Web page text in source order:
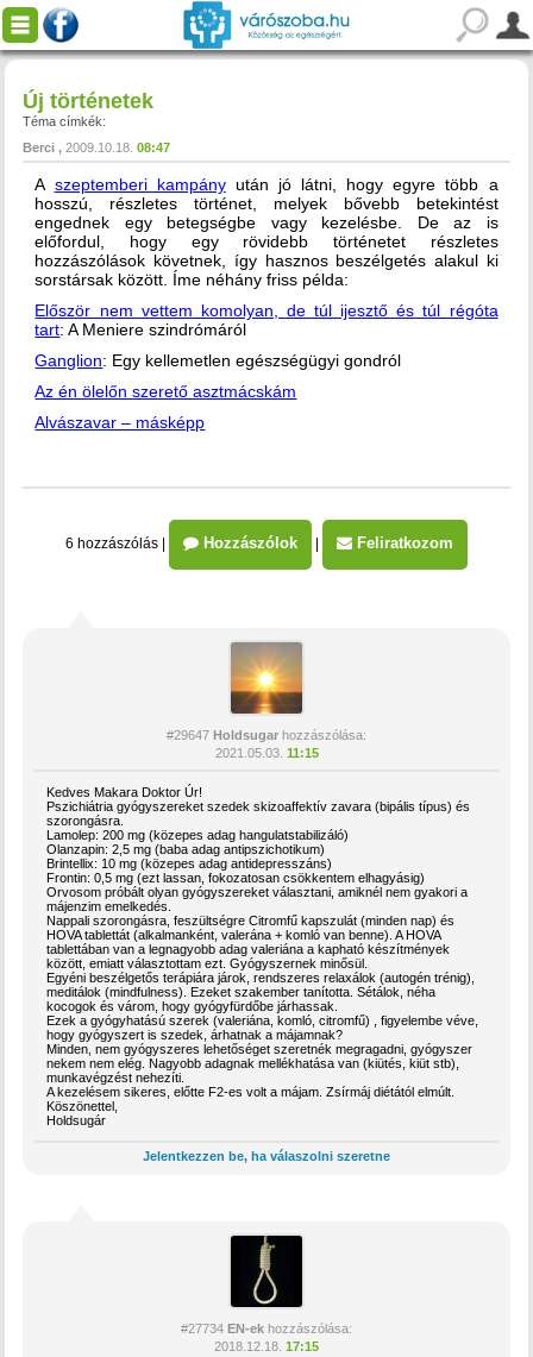
Új történetek
Téma címkék:
Berci
2009.10.18. 08:47
A szeptemberi kampányután jó látni, hogy egyre több a
hosszú, részletes történet, melyek bővebb betekintést
engednek egy betegségbe vagy kezelésbe. De az is
előfordul, hogy egy rövidebb történetet részletes
hozzászólások követnek, így hasznos beszélgetés alakul ki
sorstársak között. Íme néhány friss példa:
Először nem vettem komolyan, de túl ijesztő és túl régóta
tart: A Meniere szindrómáról
Ganglion: Egy kellemetlen egészségügyi gondról
Az én ölelőn szerető asztmácskám
Alvászavar – másképp
6 hozzászólás Hozzászólok Feliratkozom
#29647 Holdsugar hozzászólása:
2021.05.03. 11:15
Kedves Makara Doktor Úr!
Pszichiátria gyógyszereket szedek skizoaffektív zavara (bipális típus) és
szorongásra.
Lamolep: 200 mg (közepes adag hangulatstabilizáló)
Olanzapin: 2,5 mg (baba adag antipszichotikum)
Brintellix: 10 mg (közepes adag antidepresszáns)
Frontin: 0,5 mg (ezt lassan, fokozatosan csökkentem elhagyásig)
Orvosom próbált olyan gyógyszereket választani, amiknél nem gyakori a
májenzim emelkedés.
Nappali szorongásra, feszültségre Citromfű kapszulát (minden nap) és
HOVA tablettát (alkalmanként, valerána + komló van benne). A HOVA
tablettában van a legnagyobb adag valeriána a kapható készítmények
között, emiatt választottam ezt. Gyógyszernek minősül.
Egyéni beszélgetős terápiára járok, rendszeres relaxálok (autogén trénig),
meditálok (mindfulness). Ezeket szakember tanította. Sétálok, néha
kocogok és várom, hogy gyógyfürdőbe járhassak.
Ezek a gyógyhatású szerek (valeriána, komló, citromfű) , figyelembe véve,
hogy gyógyszert is szedek, árhatnak a májamnak?
Minden, nem gyógyszeres lehetőséget szeretnék megragadni, gyógyszer
nekem nem elég. Nagyobb adagnak mellékhatása van (kiütés, kiüt stb),
munkavégzést nehezíti.
A kezelésem sikeres, előtte F2-es volt a májam. Zsírmáj diétától elmúlt.
Köszönettel,
Holdsugár
Jelentkezzen be, ha válaszolni szeretne
#27734 EN-ek hozzászólása:
2018.12.18. 17:15